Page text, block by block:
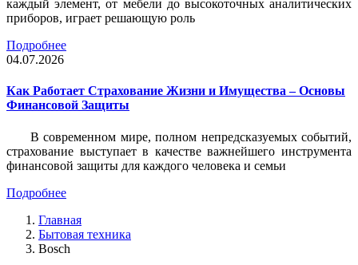
каждый элемент, от мебели до высокоточных аналитических
приборов, играет решающую роль
Подробнее
04.07.2026
Как Работает Страхование Жизни и Имущества – Основы
Финансовой Защиты
В современном мире, полном непредсказуемых событий,
страхование выступает в качестве важнейшего инструмента
финансовой защиты для каждого человека и семьи
Подробнее
Главная
Бытовая техника
Bosch